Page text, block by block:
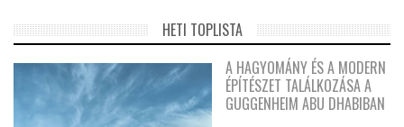
HETI TOPLISTA
A HAGYOMÁNY ÉS A MODERN
ÉPÍTÉSZET TALÁLKOZÁSA A
GUGGENHEIM ABU DHABIBAN